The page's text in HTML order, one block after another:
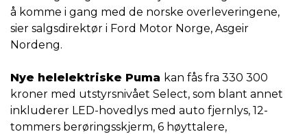
å komme i gang med de norske overleveringene,
sier salgsdirektør i Ford Motor Norge, Asgeir
Nordeng.
Nye helelektriske Puma kan fås fra 330 300
kroner med utstyrsnivået Select, som blant annet
inkluderer LED-hovedlys med auto fjernlys, 12-
tommers berøringsskjerm, 6 høyttalere,